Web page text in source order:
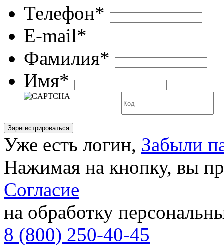
Телефон*
E-mail*
Фамилия*
Имя*
Уже есть логин, Забыли
Нажимая на кнопку, вы
Согласие
на обработку
8 (800) 250-40-45